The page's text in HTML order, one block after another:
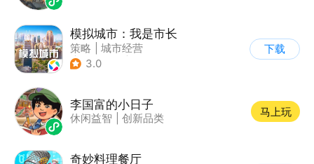
模拟城市：我是市长
策略
城市经营
| 模拟城市
3.0
下载
李国富的小日子
休闲益智 创新品类
马上玩
奇妙料理餐厅